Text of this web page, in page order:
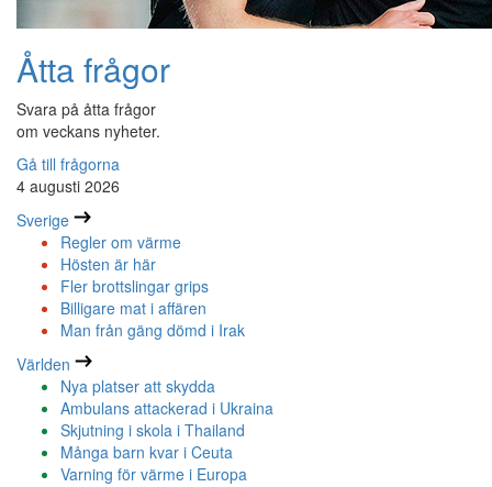
Åtta frågor
Svara på åtta frågor
om veckans nyheter.
Gå till frågorna
4 augusti 2026
Sverige
Regler om värme
Hösten är här
Fler brottslingar grips
Billigare mat i affären
Man från gäng dömd i Irak
Världen
Nya platser att skydda
Ambulans attackerad i Ukraina
Skjutning i skola i Thailand
Många barn kvar i Ceuta
Varning för värme i Europa